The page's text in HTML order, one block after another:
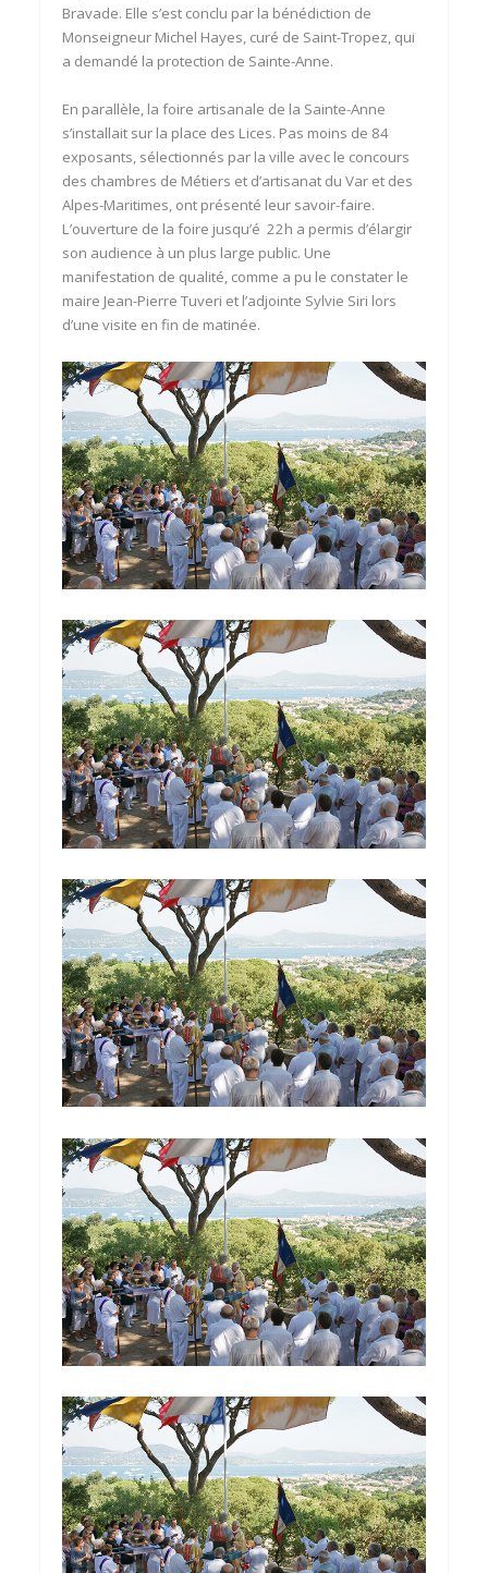
Bravade. Elle s’est conclu par la bénédiction de
Monseigneur Michel Hayes, curé de Saint-Tropez, qui
a demandé la protection de Sainte-Anne.
En parallèle, la foire artisanale de la Sainte-Anne
s’installait sur la place des Lices. Pas moins de 84
exposants, sélectionnés par la ville avec le concours
des chambres de Métiers et d’artisanat du Var et des
Alpes-Maritimes, ont présenté leur savoir-faire.
L’ouverture de la foire jusqu’é 22h a permis d’élargir
son audience à un plus large public. Une
manifestation de qualité, comme a pu le constater le
maire Jean-Pierre Tuveri et l’adjointe Sylvie Siri lors
d’une visite en fin de matinée.